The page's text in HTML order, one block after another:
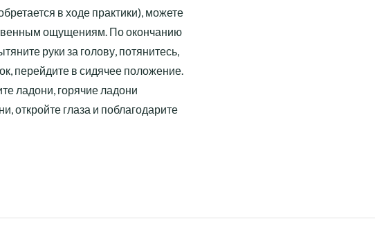
в ходе практики), можете
ощущениям. По окончанию
руки за голову, потянитесь,
перейдите в сидячее положение.
ладони, горячие ладони
откройте глаза и поблагодарите